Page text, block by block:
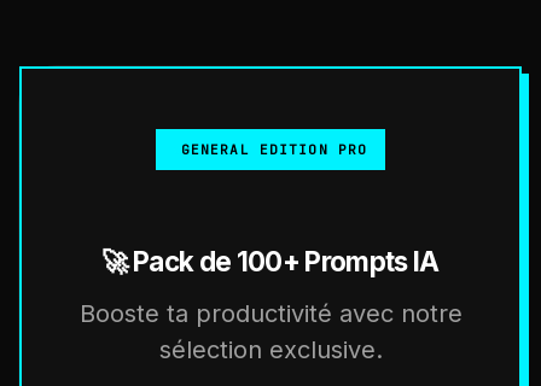
GENERAL EDITION PRO
🚀 Pack de 100+ Prompts IA
Booste ta productivité avec notre
sélection exclusive.